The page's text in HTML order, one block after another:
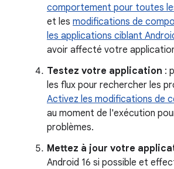
comportement pour toutes
et les modifications de
les applications ciblant
avoir affecté votre
Testez votre application :
les flux pour rechercher les
Activez les modifications de
au moment de l'exécution
problèmes.
Mettez à jour votre
Android 16 si possible et